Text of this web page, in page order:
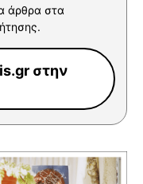
άρθρα στα
στην